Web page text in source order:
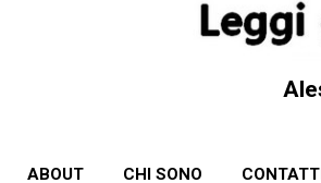
ABOUT CHI SONO CONTATTI